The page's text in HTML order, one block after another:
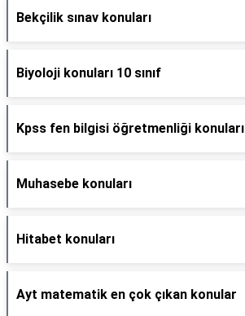
Bekçilik sınav konuları
Biyoloji konuları 10 sınıf
Kpss fen bilgisi öğretmenliği konuları
Muhasebe konuları
Hitabet konuları
Ayt matematik en çok çıkan konular